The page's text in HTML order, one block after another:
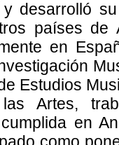
y desarrolló
países de
en
Estudios
Artes,
en